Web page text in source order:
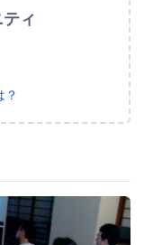
ィ
？